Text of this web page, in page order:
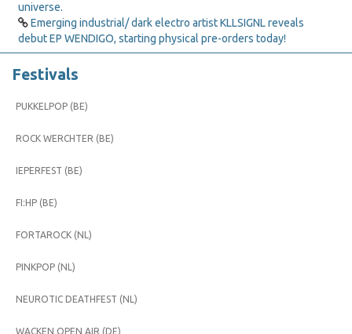
universe.
Emerging industrial/ dark electro artist KLLSIGNL reveals
debut EP WENDIGO, starting physical pre-orders today!
Festivals
PUKKELPOP (BE)
ROCK WERCHTER (BE)
IEPERFEST (BE)
FI:HP (BE)
FORTAROCK (NL)
PINKPOP (NL)
NEUROTIC DEATHFEST (NL)
WACKEN OPEN AIR (DE)